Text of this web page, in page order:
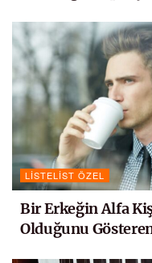
LISTELIST ÖZEL
Bir Erkeğin Alfa
Olduğunu